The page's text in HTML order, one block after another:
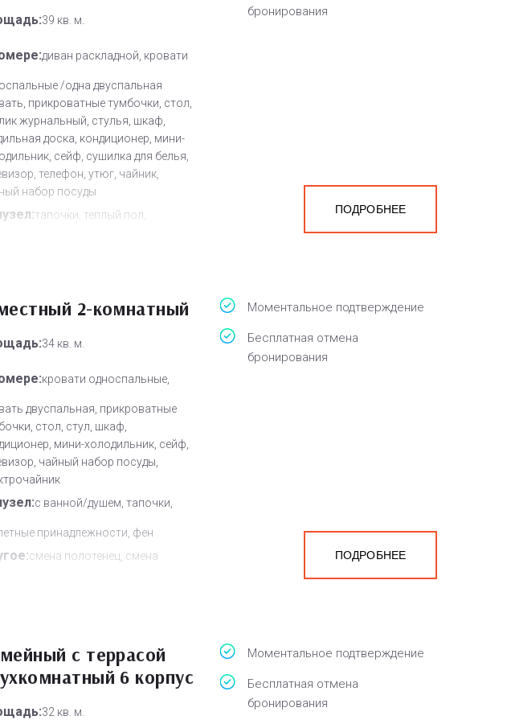
39 кв. м.
диван раскладной, кровати
/одна двуспальная
прикроватные тумбочки, стол,
журнальный, стулья, шкаф,
доска, кондиционер, мини-
сейф, сушилка для белья,
телефон, утюг, чайник,
набор посуды
тапочки, теплый пол,
место:
бронирования
ПОДРОБНЕЕ
2-комнатный
34 кв. м.
кровати односпальные,
двуспальная, прикроватные
стол, стул, шкаф,
мини-холодильник, сейф,
чайный набор посуды,
с ванной/душем, тапочки,
принадлежности, фен
смена полотенец, смена
Моментальное подтверждение
Бесплатная отмена
бронирования
ПОДРОБНЕЕ
с террасой
6 корпус
32 кв. м.
Моментальное подтверждение
Бесплатная отмена
бронирования